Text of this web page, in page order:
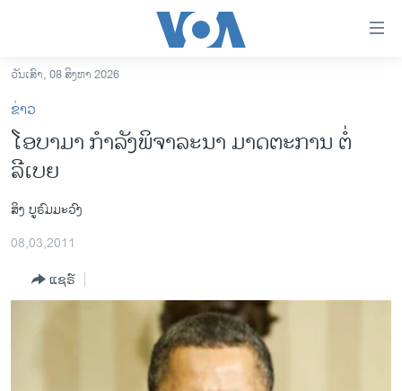
ເຂົ້າ
ຫາ
ຂ້າມ
ຂ້າມ
ຂ້າມ
ຫາ
ຊອກ
ຄົ້ນ
ລາວ
ອາເມຣິກາ
ຂ່າວ​ຈີນ
ໂລກ
ເອເຊຍ
ອິດສະຫຼະພາບດ້ານການຂ່າວ
ວັນເສົາ, 08 ສິງຫາ 2026
ຂ່າວ
ໂອບາມາ ກໍາລັງພິຈາລະນາ ມາດຕະການ ຕໍ່
ລີເບຍ
ສິງ ບູຣົມມະວົງ
08,03,2011
ແຊຣ໌